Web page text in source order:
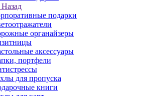
Назад
подарки
органайзеры
аксессуары
портфели
для пропуска
книги